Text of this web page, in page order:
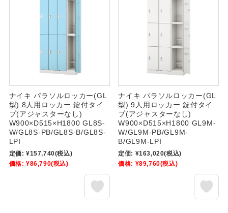
ナイキ パラソルロッカー(GL
型) 8人用ロッカー 錠付タイ
プ(アジャスターなし)
W900×D515×H1800 GL8S-
W/GL8S-PB/GL8S-B/GL8S-
LPI
定価: ¥157,740(税込)
価格: ¥86,790(税込)
ナイキ パラソルロッカー(GL
型) 9人用ロッカー 錠付タイ
プ(アジャスターなし)
W900×D515×H1800 GL9M-
W/GL9M-PB/GL9M-
B/GL9M-LPI
定価: ¥163,020(税込)
価格: ¥89,760(税込)